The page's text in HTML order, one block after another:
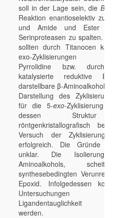
soll in der Lage sein, die
Reaktion enantioselektiv zu
und Amide und Ester
Serinproteasen zu spalten. Als
sollten durch Titanocen
exo-Zyklisierungen
Pyrrolidine bzw. durch
katalysierte reduktive
darstellbare β-Aminoalkohole
Darstellung des
für die 5-exo-Zyklisierung
dessen Struktur
röntgenkristallografisch
Versuch der Zyklisierung
erfolgreich. Die Gründe
unklar. Die Isolierung
Aminoalkohols,
synthesebedingten
Epoxid. Infolgedessen
Ligandentauglichkeit
werden.